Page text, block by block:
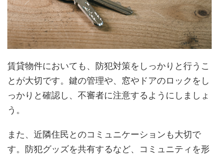
賃貸物件においても、防犯対策をしっかりと行うこ
とが大切です。鍵の管理や、窓やドアのロックをし
っかりと確認し、不審者に注意するようにしましょ
う。
また、近隣住民とのコミュニケーションも大切で
す。防犯グッズを共有するなど、コミュニティを形